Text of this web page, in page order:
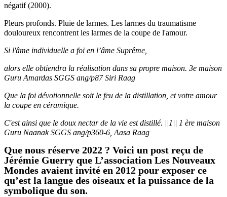
négatif (2000).
Pleurs profonds. Pluie de larmes. Les larmes du traumatisme
douloureux rencontrent les larmes de la coupe de l'amour.
Si l'âme individuelle a foi en l’âme Suprême,
alors elle obtiendra la réalisation dans sa propre maison. 3e maison
Guru Amardas SGGS ang/p87 Siri Raag
Que la foi dévotionnelle soit le feu de la distillation, et votre amour
la coupe en céramique.
C'est ainsi que le doux nectar de la vie est distillé. ||1|| 1 ère maison
Guru Naanak SGGS ang/p360-6, Aasa Raag
Que nous réserve 2022 ? Voici un post reçu de
Jérémie Guerry que L’association Les Nouveaux
Mondes avaient invité en 2012 pour exposer ce
qu’est la langue des oiseaux et la puissance de la
symbolique du son.